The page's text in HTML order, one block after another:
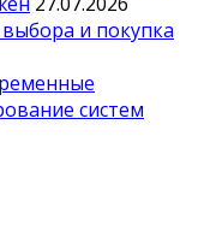
и покупка
систем